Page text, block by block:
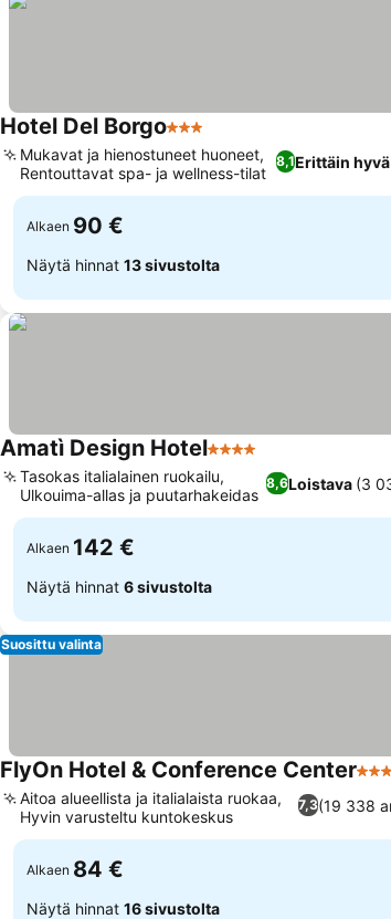
Hotel Del Borgo3 Tähtiluokitus
8,1Erittäin hyvä
Mukavat ja hienostuneet huoneet,
Rentouttavat spa- ja wellness-tilat
Alkaen 90 €
Näytä hinnat 13 sivustolta
Amatì Design Hotel4 Tähtiluokitus
8,6Loistava (3
Tasokas italialainen ruokailu,
Ulkouima-allas ja puutarhakeidas
Alkaen 142 €
Näytä hinnat 6 sivustolta
Suosittu valinta
FlyOn Hotel & Conference Center4
7,3(19 338
Aitoa alueellista ja italialaista ruokaa,
Hyvin varusteltu kuntokeskus
Alkaen 84 €
Näytä hinnat 16 sivustolta